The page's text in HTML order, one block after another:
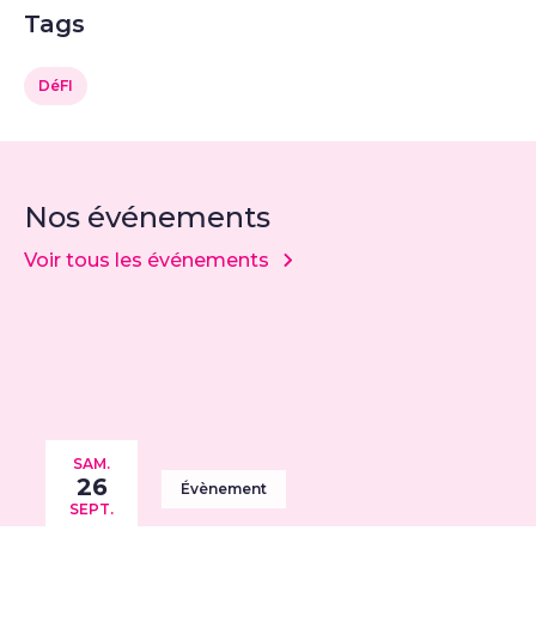
Tags
DéFI
Nos événements
Voir tous les événements
SAM.
26
SEPT.
Évènement